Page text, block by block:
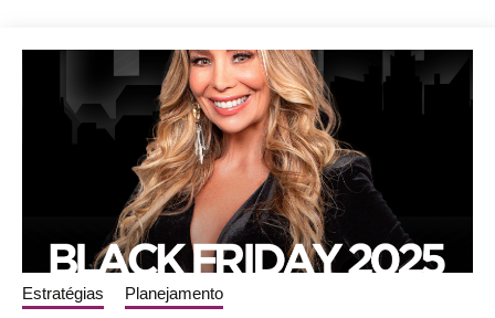
Estratégias Planejamento